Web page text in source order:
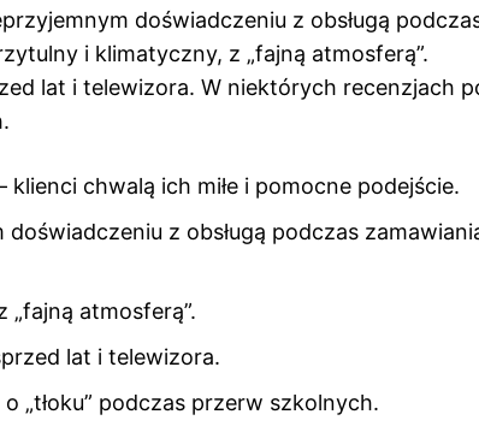
doświadczeniu z obsługą
i klimatyczny, z „fajną atmosferą”.
lat i telewizora. W niektórych recenzjach
chwalą ich miłe i pomocne podejście.
z obsługą podczas
atmosferą”.
lat i telewizora.
„tłoku” podczas przerw szkolnych.